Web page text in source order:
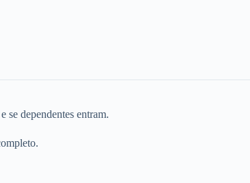
se dependentes entram.